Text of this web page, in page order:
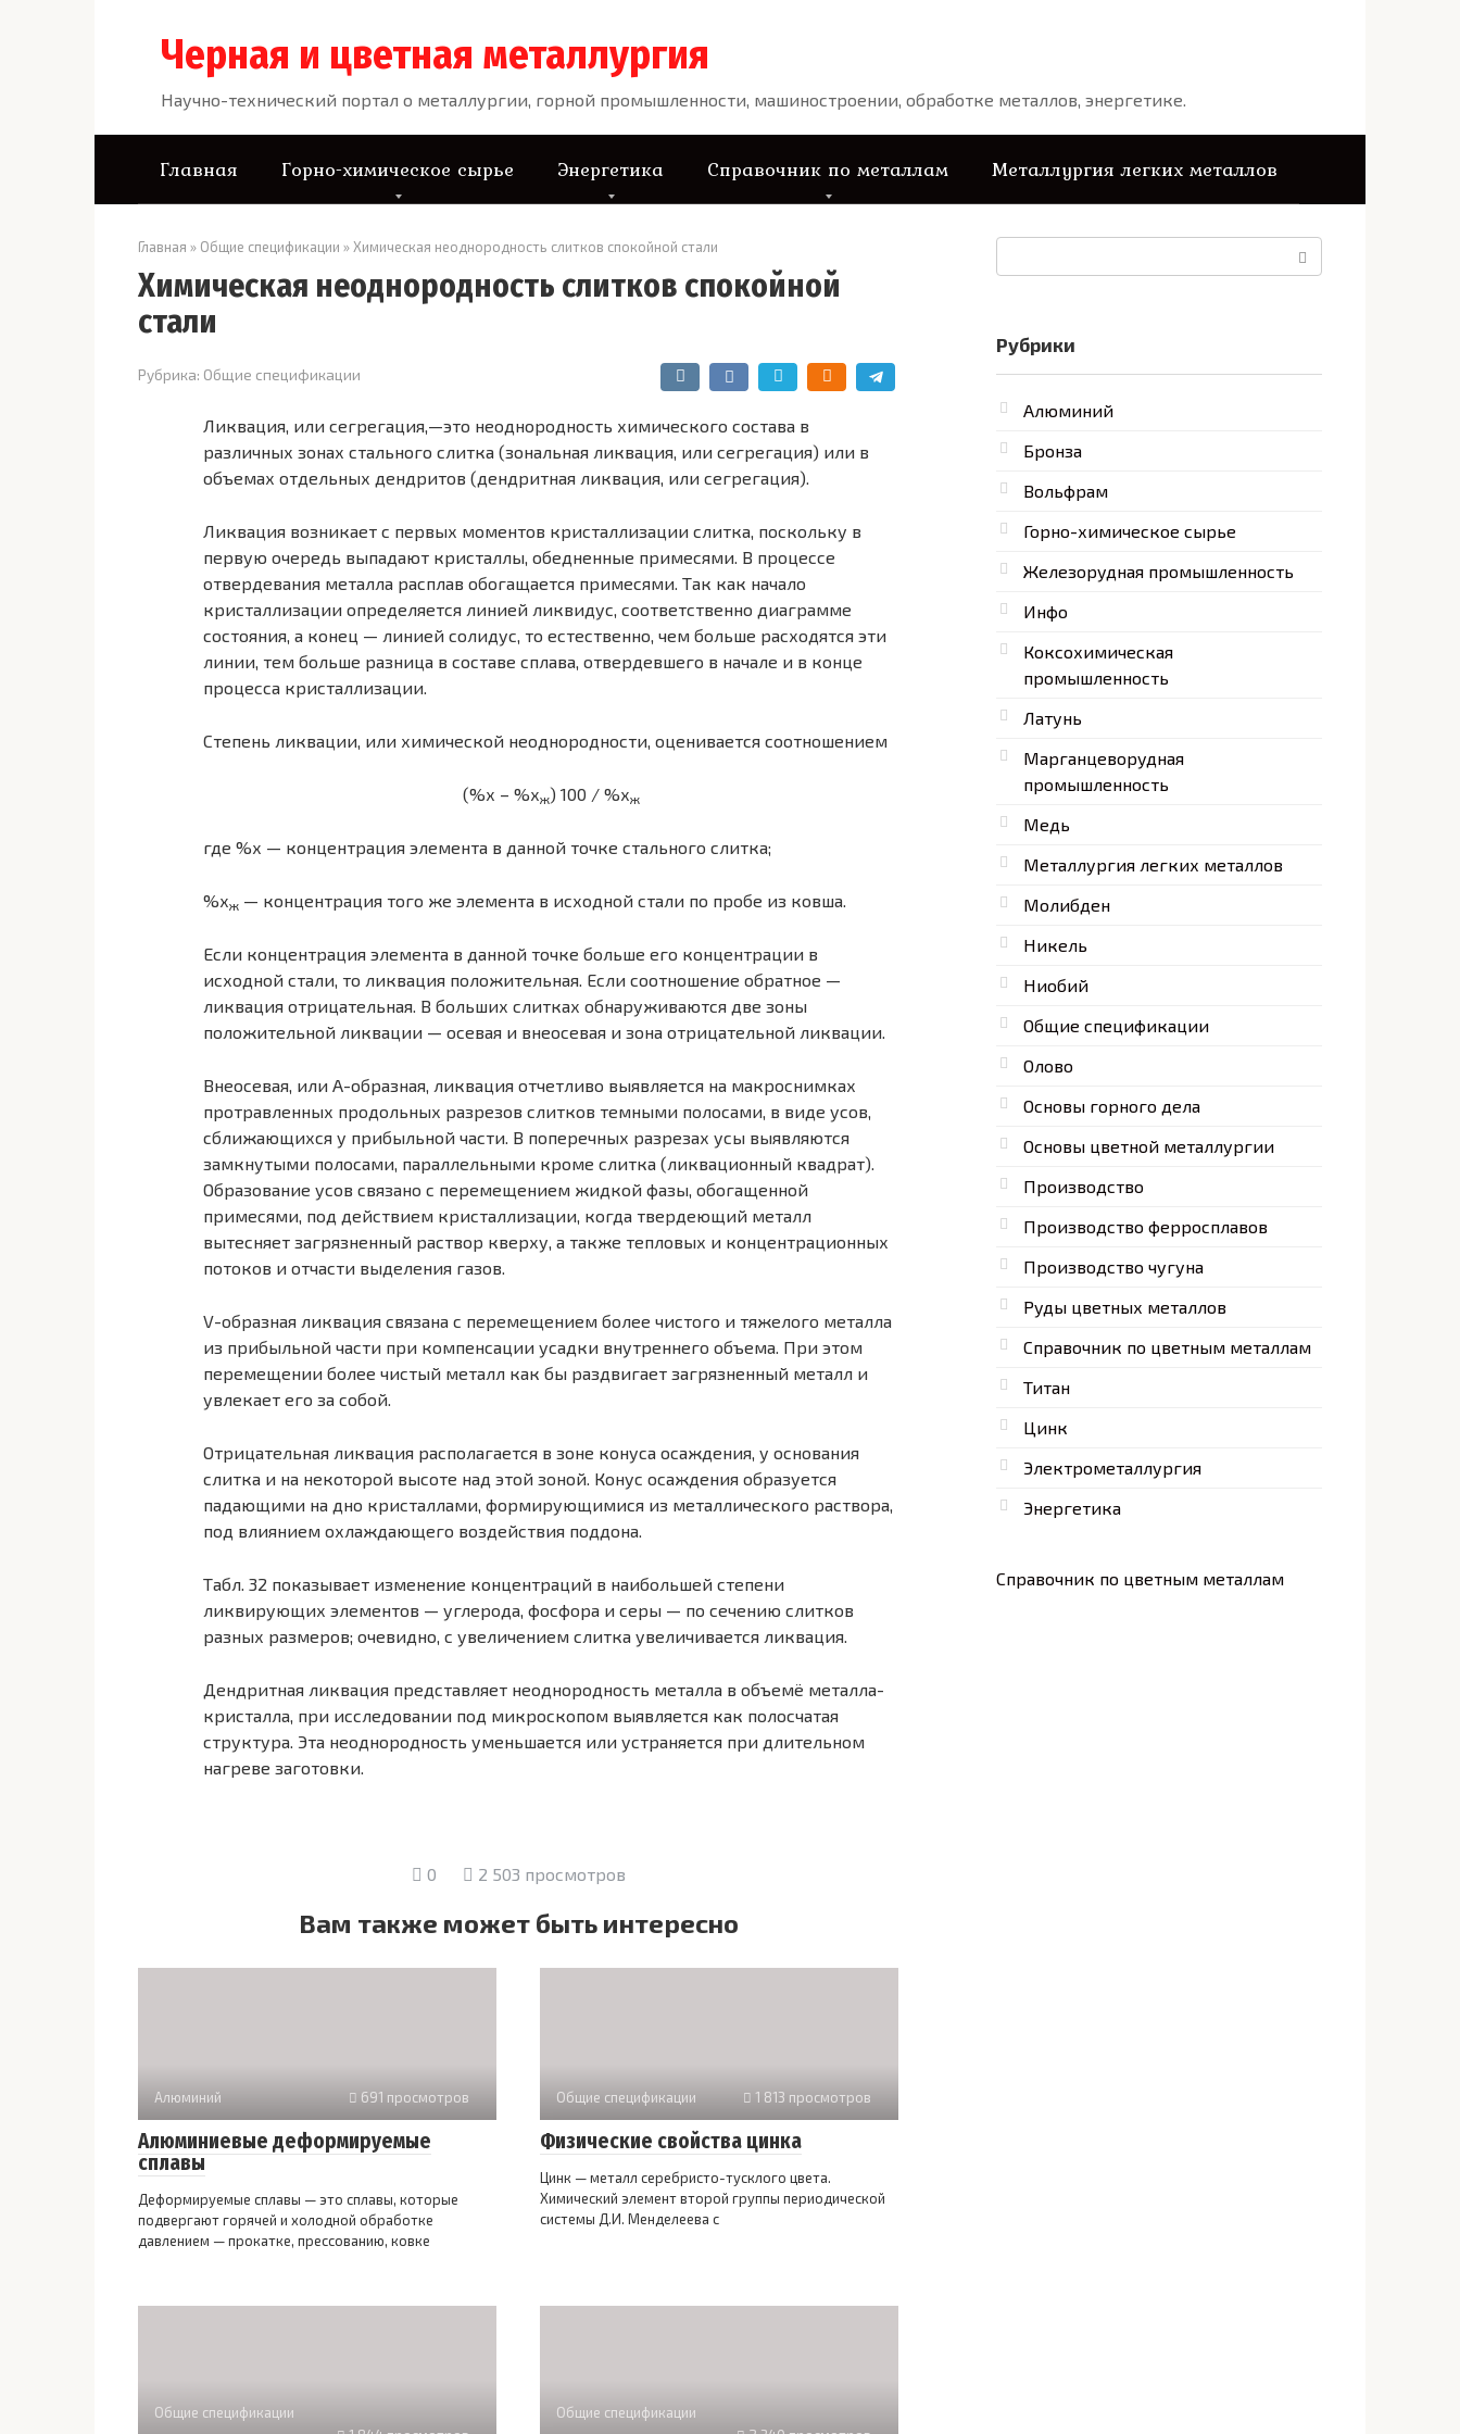
Черная и цветная металлургия
Научно-технический портал о металлургии, горной промышленности, машиностроении, обработке металлов, энергетике.
Главная Горно-химическое сырье Энергетика Справочник по металлам Металлургия легких металлов
Главная » Общие спецификации »Химическая неоднородность слитков спокойной стали
Химическая неоднородность слитков спокойной
стали
Рубрика: Общие спецификации
Ликвация, или сегрегация,—это неоднородность химического состава в
различных зонах стального слитка (зональная ликвация, или сегрегация) или в
объемах отдельных дендритов (дендритная ликвация, или сегрегация).
Ликвация возникает с первых моментов кристаллизации слитка, поскольку в
первую очередь выпадают кристаллы, обед­ненные примесями. В процессе
отвердевания металла расплав обогащается примесями. Так как начало
кристаллизации опре­деляется линией ликвидус, соответственно диаграмме
состояния, а конец — линией солидус, то естественно, чем больше расхо­дятся эти
линии, тем больше разница в составе сплава, отвердев­шего в начале и в конце
процесса кристаллизации.
Степень ликвации, или химической неоднородности, оцени­вается соотношением
(%х – %хж) 100 / %хж
где %х — концентрация элемента в данной точке стального слитка;
%хж — концентрация того же элемента в исходной стали по пробе из ковша.
Если концентрация элемента в данной точке больше его кон­центрации в
исходной стали, то ликвация положительная. Если соотношение обратное —
ликвация отрицательная. В больших слитках обнаруживаются две зоны
положительной ликвации — осевая и внеосевая и зона отрицательной ликвации.
Внеосевая, или А-образная, ликвация отчетливо выявляется на макроснимках
протравленных продольных разрезов слитков темными полосами, в виде усов,
сближающихся у прибыльной части. В поперечных разрезах усы выявляются
замкнутыми по­лосами, параллельными кроме слитка (ликвационный квадрат).
Образование усов связано с перемещением жидкой фазы, обогащенной
примесями, под действием кристаллизации, когда твер­деющий металл
вытесняет загрязненный раствор кверху, а также тепловых и концентрационных
потоков и отчасти выделения газов.
V-образная ликвация связана с перемещением более чистого и тяжелого металла
из прибыльной части при компенсации усадки внутреннего объема. При этом
перемещении более чистый металл как бы раздвигает загрязненный металл и
увлекает его за собой.
Отрицательная ликвация располагается в зоне конуса осажде­ния, у основания
слитка и на некоторой высоте над этой зоной. Конус осаждения образуется
падающими на дно кристаллами, формирующимися из металлического раствора,
под влиянием ох­лаждающего воздействия поддона.
Табл. 32 показывает изменение концентраций в наибольшей степени
ликвирующих элементов — углерода, фосфора и серы — по сечению слитков
разных размеров; очевидно, с увеличением слитка увеличивается ликвация.
Дендритная ликвация представляет неоднородность металла в объемё металла-
кристалла, при исследовании под микроскопом выявляется как полосчатая
структура. Эта неоднородность уменьшается или устраняется при длительном
нагреве заготовки.
0 2 503 просмотров
Вам также может быть интересно
Алюминий 691 просмотров
Алюминиевые деформируемые
сплавы
Деформируемые сплавы — это сплавы, которые
подвергают горячей и холодной обработке
давлением — прокатке, прессованию, ковке
Общие спецификации 1 813 просмотров
Физические свойства цинка
Цинк — металл серебристо-тусклого цвета.
Химический элемент второй группы периодической
системы Д.И. Менделеева с
Общие спецификации
Общие спецификации
Рубрики
Алюминий
Бронза
Вольфрам
Горно-химическое сырье
Железорудная промышленность
Инфо
Коксохимическая
промышленность
Латунь
Марганцеворудная
промышленность
Медь
Металлургия легких металлов
Молибден
Никель
Ниобий
Общие спецификации
Олово
Основы горного дела
Основы цветной металлургии
Производство
Производство ферросплавов
Производство чугуна
Руды цветных металлов
Справочник по цветным металлам
Титан
Цинк
Электрометаллургия
Энергетика
Справочник по цветным металлам